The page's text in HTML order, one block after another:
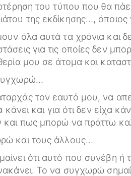
του τύπου που θα
της εκδίκησης…,
όλα αυτά τα χρόνια και
για τις οποίες δεν
μου σε άτομα και
τον εαυτό μου, να
κάνει και για ότι δεν είχα
και πως μπορώ να πράττω
και τους άλλους…
ότι αυτό που συνέβη
Το να συγχωρώ